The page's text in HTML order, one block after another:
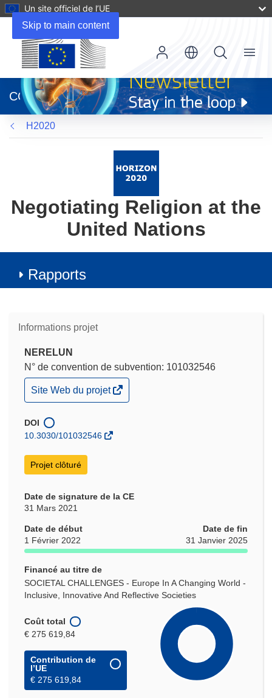
Skip to main content
Un site officiel de l’UE
dans
une
nouvelle
fenêtre)
CORDIS
Menu
H2020
Negotiating Religion at the
United Nations
Rapports
Informations projet
NERELUN
N° de convention de subvention: 101032546
(s’ouvre
dans
nouvelle
fenêtre)
Site Web du projet
DOI
10.3030/101032546
Projet clôturé
Date de signature de la CE
31 Mars 2021
Date de début
1 Février 2022
Date de fin
31 Janvier 2025
Financé au titre de
SOCIETAL CHALLENGES - Europe In A Changing World -
Inclusive, Innovative And Reflective Societies
Coût total
€ 275 619,84
Contribution de
l’UE
€ 275 619,84